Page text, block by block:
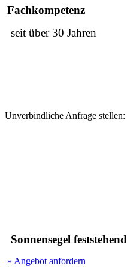
Fachkompetenz
seit über 30 Jahren
Unverbindliche Anfrage stellen:
Sonnensegel feststehend
» Angebot anfordern